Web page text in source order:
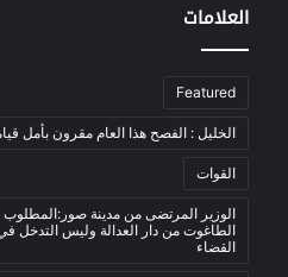
العلامات
Featured
الخليل : الفصح هذا العام مقرون بأمل
القوات
الوزير المرتضى من مدينة صور:المطلوب
الطاغوت من دار العدالة وليس التدخل
القضاء